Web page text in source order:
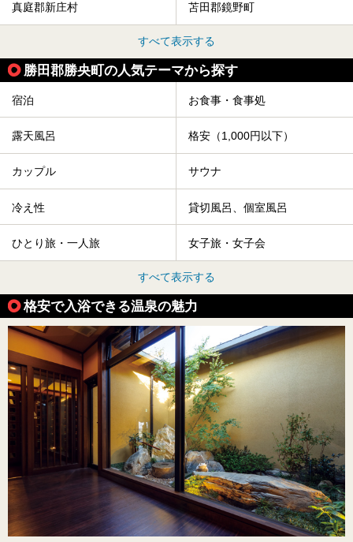
真庭郡新庄村 苫田郡鏡野町
すべて表示する
勝田郡勝央町の人気テーマから探す
宿泊 お食事・食事処
露天風呂 格安（1,000円以下）
カップル サウナ
冷え性 貸切風呂、個室風呂
ひとり旅・一人旅 女子旅・女子会
すべて表示する
格安で入浴できる温泉の魅力